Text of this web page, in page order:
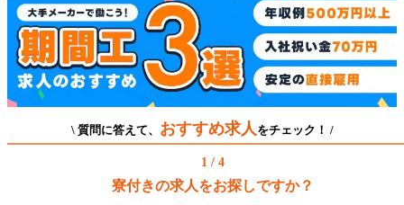
\ 質問に答えて、 おすすめ求人 をチェック！ /
1 / 4
寮付きの求人をお探しですか？